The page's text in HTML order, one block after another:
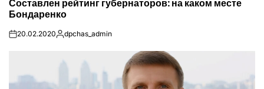
У
Составлен рейтинг губернаторов: на каком месте
Бондаренко
on20.02.2020Опубліковано
dpchas_admin